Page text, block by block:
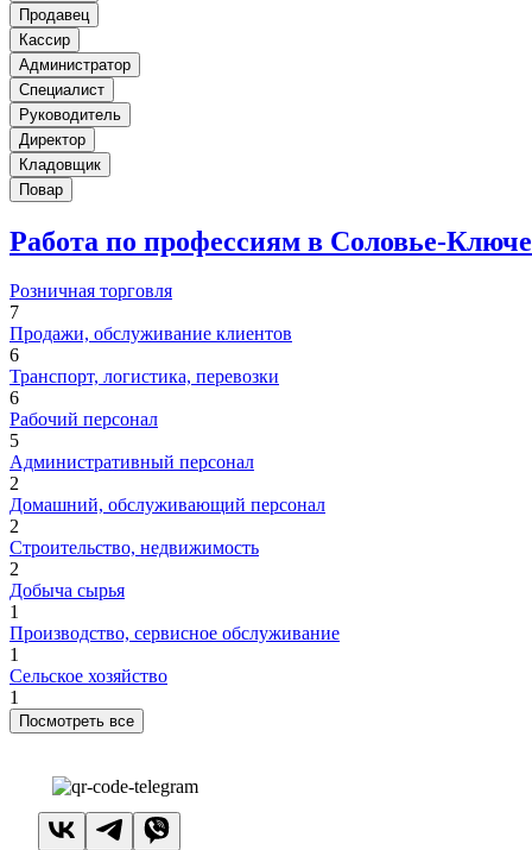
Продавец
Кассир
Администратор
Специалист
Руководитель
Директор
Кладовщик
Повар
Работа по профессиям в Соловье-
Розничная торговля
7
Продажи, обслуживание клиентов
6
Транспорт, логистика, перевозки
6
Рабочий персонал
5
Административный персонал
2
Домашний, обслуживающий персонал
2
Строительство, недвижимость
2
Добыча сырья
1
Производство, сервисное обслуживание
1
Сельское хозяйство
1
Посмотреть все